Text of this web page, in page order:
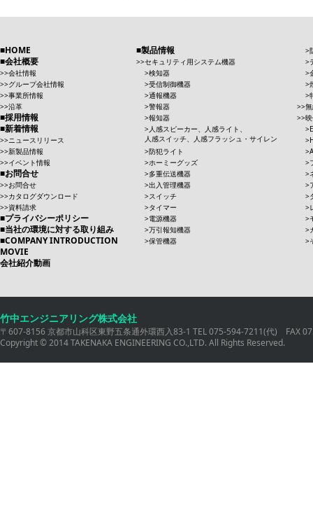
HOME
会社概要
会社情報
グループ会社情報
事業所情報
沿革
採用情報
新着情報
ニュースリリース
新製品情報
イベント情報
お問合せ
お問合せ
カタログダウンロード
資料請求
プライバシーポリシー
当社の環境に対する取り組み
COMPANY INTRODUCTION
MOVIE
会社紹介動画
製品情報
セキュリティ用システム機器
検知器
受信制御機器
通報機器
警報器
報知器
人感スピーカー、人感ライト、
人感スイッチ、人感フラッシュ・サイレン
防犯ライト
ホーミーグッズ
多重伝送機器
出入管理機器
スイッチ
タイマー
電源機器
万引報知機器
保管機器
竹中エンジニアリング株式会社
〒607-8156 京都市山科区東野五条通外環西入83-1 TEL 075-594-7211(代) FAX
Copyright © 2014 TAKENAKA ENGINEERING CO.,LTD. All Rights Reserved.